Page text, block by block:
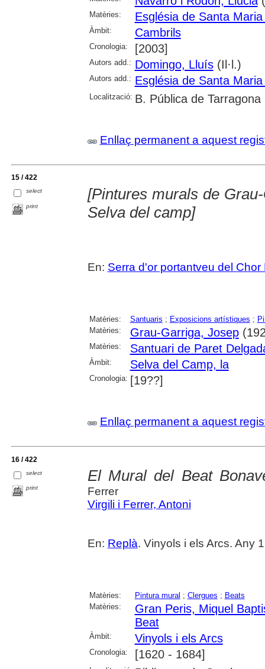
Matèries: Església de Santa
Àmbit: Cambrils
Cronologia: [2003]
Autors add.: Domingo, Lluís(Il·l.)
Autors add.: Església de Santa
Localització: B. Pública de Tarragona
Enllaç permanent a aquest
15 / 422
select
print
[Pintures murals de
Selva del camp]
En: Serra d'or portantveu del Chor
Matèries: Santuaris ; Exposicions artístiques ;
Matèries:
Grau-Garriga, Josep
Matèries: Santuari de Paret
Àmbit: Selva del Camp, la
Cronologia: [19??]
Enllaç permanent a aquest
16 / 422
select
print
El Mural del Beat
Ferrer
Virgili i Ferrer, Antoni
En: Replà. Vinyols i els Arcs. Any
Matèries: Pintura mural ; Clergues ; Beats
Matèries:
Gran Peris, Miquel
Beat
Àmbit: Vinyols i els Arcs
Cronologia: [1620 - 1684]